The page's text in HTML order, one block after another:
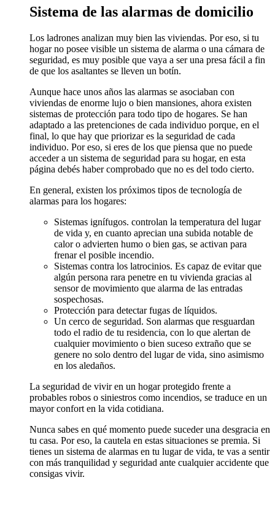
Sistema de las alarmas de domicilio
Los ladrones analizan muy bien las viviendas. Por eso, si tu
hogar no posee visible un sistema de alarma o una cámara de
seguridad, es muy posible que vaya a ser una presa fácil a fin
de que los asaltantes se lleven un botín.
Aunque hace unos años las alarmas se asociaban con
viviendas de enorme lujo o bien mansiones, ahora existen
sistemas de protección para todo tipo de hogares. Se han
adaptado a las pretenciones de cada individuo porque, en el
final, lo que hay que priorizar es la seguridad de cada
individuo. Por eso, si eres de los que piensa que no puede
acceder a un sistema de seguridad para su hogar, en esta
página debés haber comprobado que no es del todo cierto.
En general, existen los próximos tipos de tecnología de
alarmas para los hogares:
Sistemas ignífugos. controlan la temperatura del lugar
de vida y, en cuanto aprecian una subida notable de
calor o advierten humo o bien gas, se activan para
frenar el posible incendio.
Sistemas contra los latrocinios. Es capaz de evitar que
algún persona rara penetre en tu vivienda gracias al
sensor de movimiento que alarma de las entradas
sospechosas.
Protección para detectar fugas de líquidos.
Un cerco de seguridad. Son alarmas que resguardan
todo el radio de tu residencia, con lo que alertan de
cualquier movimiento o bien suceso extraño que se
genere no solo dentro del lugar de vida, sino asimismo
en los aledaños.
La seguridad de vivir en un hogar protegido frente a
probables robos o siniestros como incendios, se traduce en un
mayor confort en la vida cotidiana.
Nunca sabes en qué momento puede suceder una desgracia en
tu casa. Por eso, la cautela en estas situaciones se premia. Si
tienes un sistema de alarmas en tu lugar de vida, te vas a sentir
con más tranquilidad y seguridad ante cualquier accidente que
consigas vivir.